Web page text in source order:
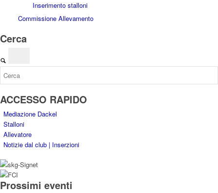
Inserimento stalloni
Commissione Allevamento
Cerca
ACCESSO RAPIDO
Mediazione Dackel
Stalloni
Allevatore
Notizie dal club | Inserzioni
Prossimi eventi